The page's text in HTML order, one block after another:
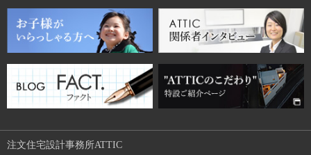
注文住宅設計事務所ATTIC